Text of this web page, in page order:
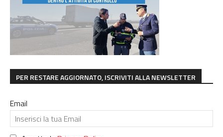
PER RESTARE AGGIORNATO, ISCRIVITI ALLA NEWSLETTER
Email